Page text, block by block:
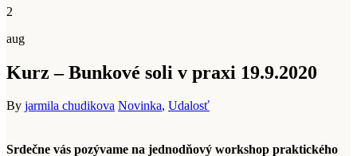
2
aug
Kurz – Bunkové soli v praxi 19.9.2020
By jarmila chudikova Novinka, Udalosť
Srdečne vás pozývame na jednodňový workshop praktického